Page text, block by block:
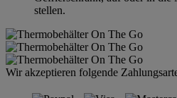
stellen.
Wir akzeptieren folgende